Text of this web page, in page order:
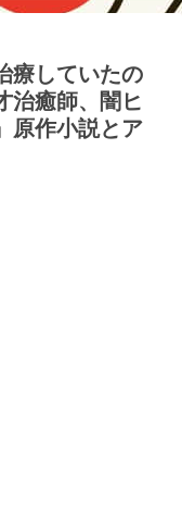
療していたの
治癒師、闇ヒ
原作小説とア